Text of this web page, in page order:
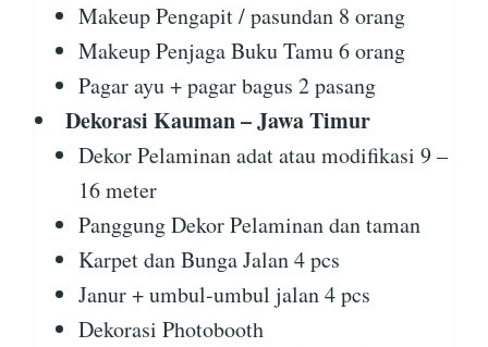
Makeup Pengapit / pasundan 8 orang
Makeup Penjaga Buku Tamu 6 orang
Pagar ayu + pagar bagus 2 pasang
Dekorasi Kauman – Jawa Timur
Dekor Pelaminan adat atau modifikasi 9 –
16 meter
Panggung Dekor Pelaminan dan taman
Karpet dan Bunga Jalan 4 pcs
Janur + umbul-umbul jalan 4 pcs
Dekorasi Photobooth